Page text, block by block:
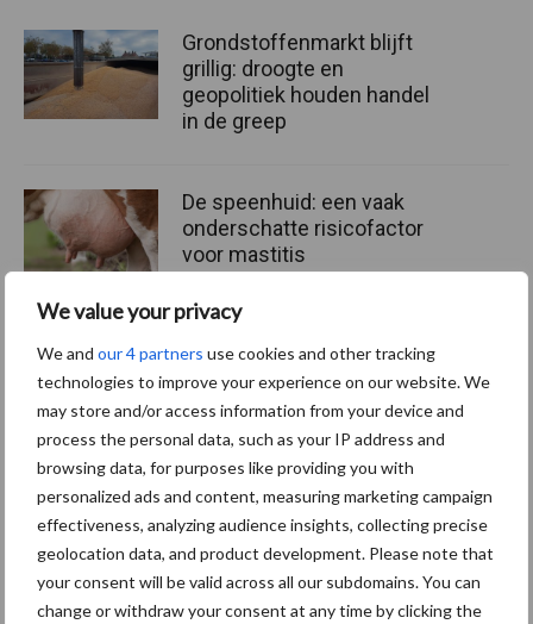
We value your privacy
We and our 4 partners use cookies and other tracking
technologies to improve your experience on our website. We
may store and/or access information from your device and
process the personal data, such as your IP address and
browsing data, for purposes like providing you with
personalized ads and content, measuring marketing campaign
effectiveness, analyzing audience insights, collecting precise
geolocation data, and product development. Please note that
your consent will be valid across all our subdomains. You can
change or withdraw your consent at any time by clicking the
Grondstoffenmarkt blijft
grillig: droogte en
geopolitiek houden handel
in de greep
De speenhuid: een vaak
onderschatte risicofactor
voor mastitis
ForFarmers ziet volume en
marktaandeel groeien in
krimpende Nederlandse
markt
Themapagina's
Diergezondheid Bemesting Fokkerij